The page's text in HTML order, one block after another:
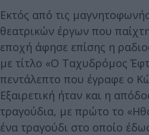
Εκτός από τις
θεατρικών έργων που
εποχή άφησε επίσης η
με τίτλο «Ο Ταχυδρόμος
πεντάλεπτο που έγραφε ο
Εξαιρετική ήταν και η
τραγούδια, με πρώτο το
ένα τραγούδι στο οποίο